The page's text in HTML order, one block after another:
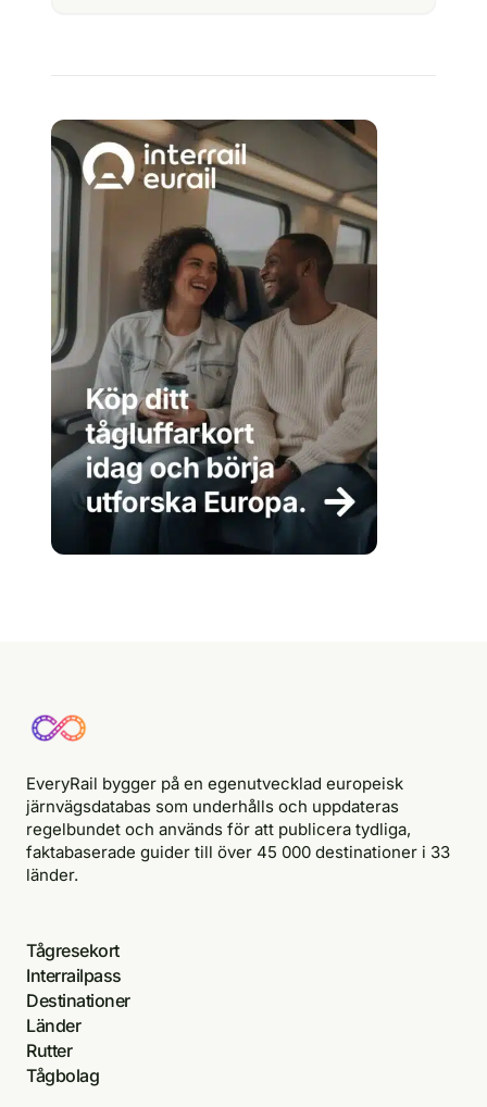
EveryRail bygger på en egenutvecklad europeisk
järnvägsdatabas som underhålls och uppdateras
regelbundet och används för att publicera tydliga,
faktabaserade guider till över 45 000 destinationer i 33
länder.
Tågresekort
Interrailpass
Destinationer
Länder
Rutter
Tågbolag